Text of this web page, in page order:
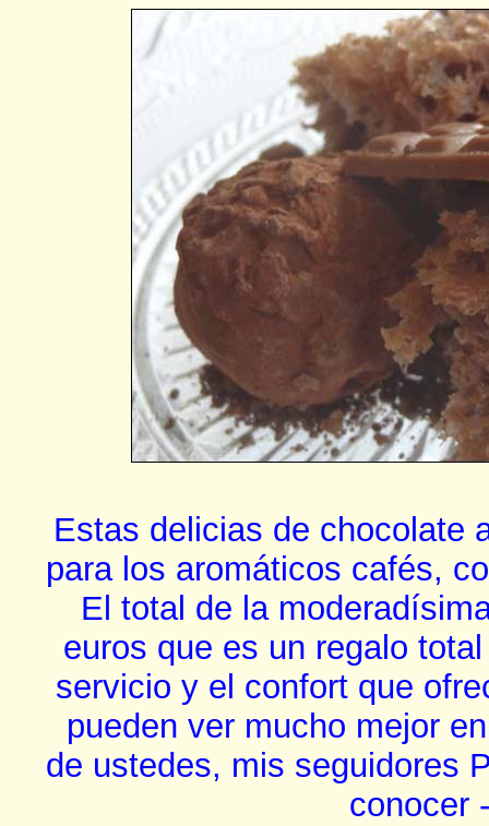
Estas delicias de chocolate
para los aromáticos cafés,
El total de la
euros que es un regalo
servicio y el confort que
pueden ver mucho mejor
de ustedes, mis seguidores
conocer